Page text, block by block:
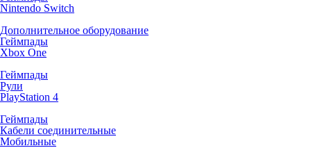
Nintendo Switch
Дополнительное оборудование
Геймпады
Xbox One
Геймпады
Рули
PlayStation 4
Геймпады
Кабели соединительные
Мобильные